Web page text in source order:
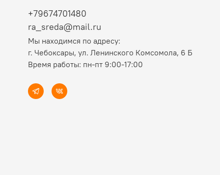
+79674701480
ra_sreda@mail.ru
Мы находимся по адресу:
г. Чебоксары, ул. Ленинского Комсомола, 6 Б
Время работы: пн-пт 9:00-17:00